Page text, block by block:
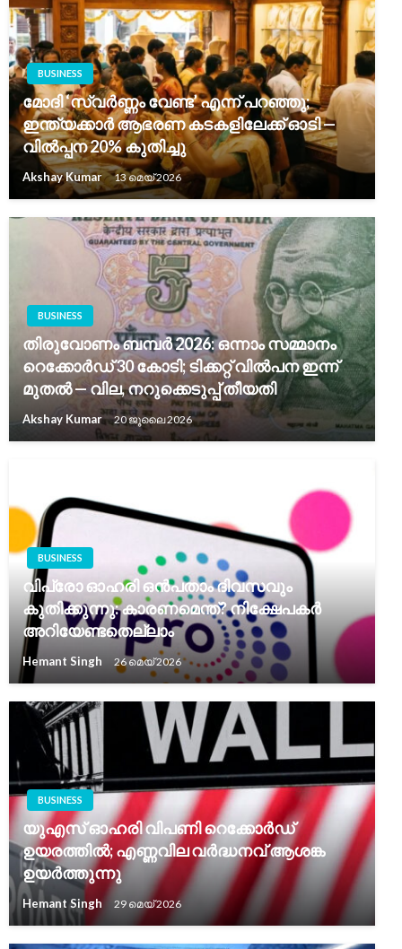
BUSINESS
മോദി ‘സ്വർണ്ണം വേണ്ട’ എന്ന് പറഞ്ഞു;
ഇന്ത്യക്കാർ ആഭരണ കടകളിലേക്ക് ഓടി —
വിൽപ്പന 20% കുതിച്ചു
Akshay Kumar 13 മെയ്‌ 2026
BUSINESS
തിരുവോണം ബമ്പർ 2026: ഒന്നാം സമ്മാനം
റെക്കോർഡ് 30 കോടി; ടിക്കറ്റ് വിൽപന ഇന്ന്
മുതൽ — വില, നറുക്കെടുപ്പ് തീയതി
Akshay Kumar 20 ജൂലൈ 2026
BUSINESS
വിപ്രോ ഓഹരി ഒൻപതാം ദിവസവും
കുതിക്കുന്നു: കാരണമെന്ത്? നിക്ഷേപകർ
അറിയേണ്ടതെല്ലാം
Hemant Singh 26 മെയ്‌ 2026
BUSINESS
യുഎസ് ഓഹരി വിപണി റെക്കോർഡ്
ഉയരത്തിൽ; എണ്ണവില വർദ്ധനവ് ആശങ്ക
ഉയർത്തുന്നു
Hemant Singh 29 മെയ്‌ 2026